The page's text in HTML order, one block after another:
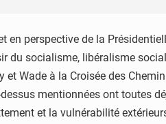
perspective de la
socialisme, libéralisme
à la Croisée des
mentionnées ont toutes
et la vulnérabilité